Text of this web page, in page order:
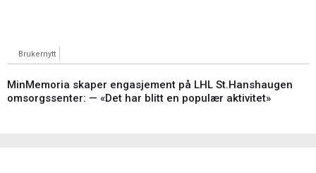
Brukernytt
MinMemoria skaper engasjement på LHL St.Hanshaugen
omsorgssenter: — «Det har blitt en populær aktivitet»